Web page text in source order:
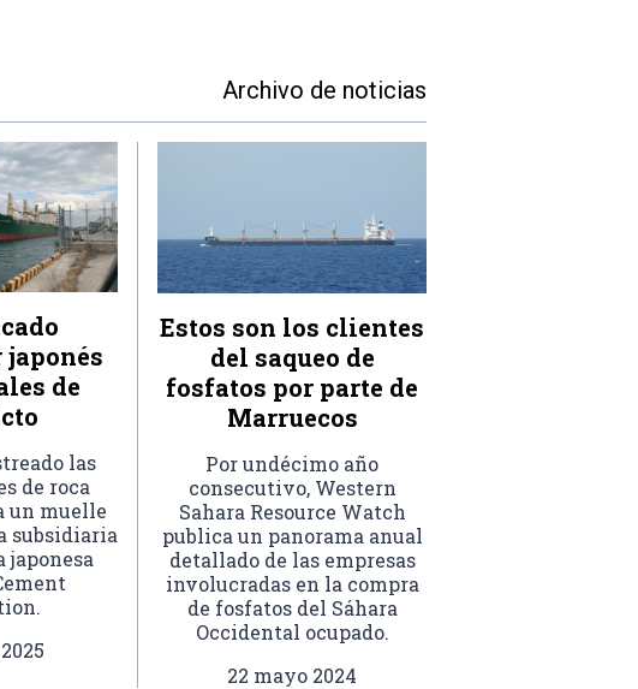
Archivo de noticias
de
las
de roca
un muelle
subsidiaria
japonesa
Estos son los clientes
del saqueo de
fosfatos por parte de
Marruecos
Por undécimo año
consecutivo, Western
Sahara Resource Watch
publica un panorama anual
detallado de las empresas
involucradas en la compra
de fosfatos del Sáhara
Occidental ocupado.
22 mayo 2024